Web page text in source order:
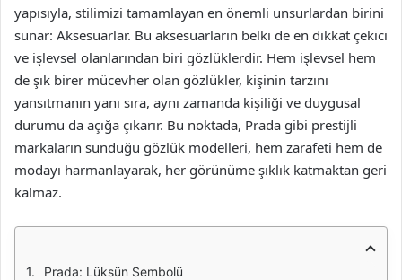
yapısıyla, stilimizi tamamlayan en önemli unsurlardan birini
sunar: Aksesuarlar. Bu aksesuarların belki de en dikkat çekici
ve işlevsel olanlarından biri gözlüklerdir. Hem işlevsel hem
de şık birer mücevher olan gözlükler, kişinin tarzını
yansıtmanın yanı sıra, aynı zamanda kişiliği ve duygusal
durumu da açığa çıkarır. Bu noktada, Prada gibi prestijli
markaların sunduğu gözlük modelleri, hem zarafeti hem de
modayı harmanlayarak, her görünüme şıklık katmaktan geri
kalmaz.
Prada: Lüksün Sembolü